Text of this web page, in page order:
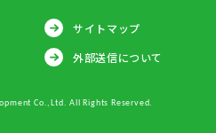
サイトマップ
外部送信について
Co.,Ltd. All Rights Reserved.